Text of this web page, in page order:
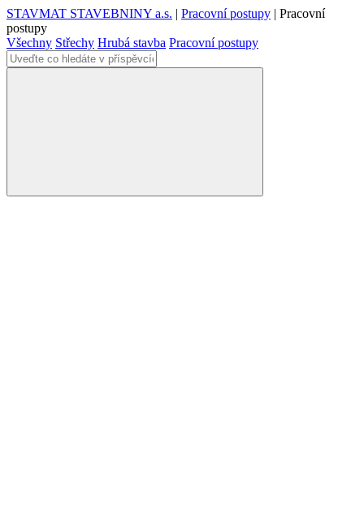
STAVMAT STAVEBNINY a.s. | Pracovní postupy | Pracovní
postupy
Všechny Střechy Hrubá stavba Pracovní postupy